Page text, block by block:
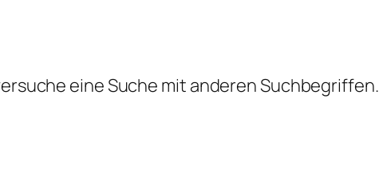
eine Suche mit anderen Suchbegriffen.